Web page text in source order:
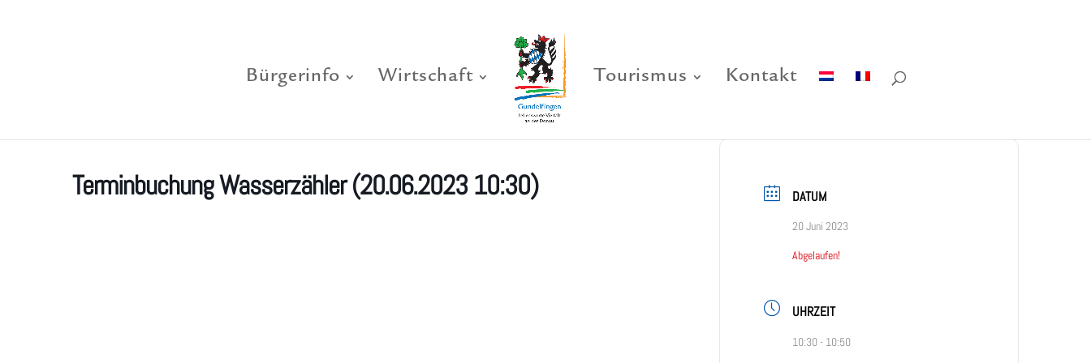
Bürgerinfo Wirtschaft Tourismus Kontakt
Terminbuchung Wasserzähler (20.06.2023 10:30) DATUM
20 Juni 2023
Abgelaufen!
UHRZEIT
10:30 - 10:50